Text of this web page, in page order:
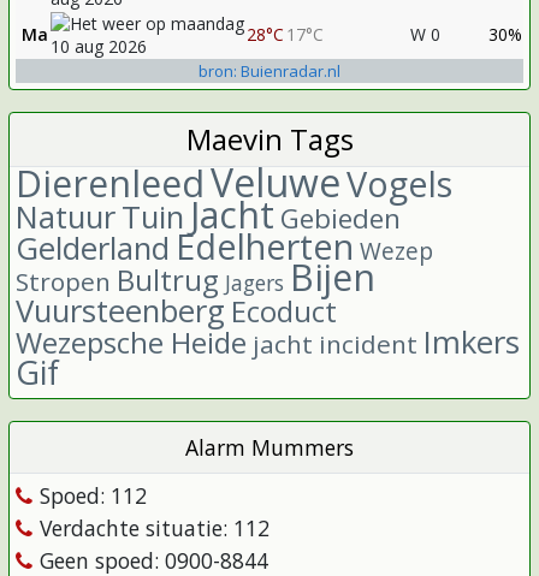
Ma 28°C 17°C W 0 30%
bron: Buienradar.nl
Maevin Tags
DierenleedVeluweVogels
NatuurTuin Jacht Gebieden
Gelderland Edelherten Wezep
Stropen Bultrug Jagers Bijen
Vuursteenberg Ecoduct
Wezepsche Heide jacht incident Imkers
Gif
Alarm Mummers
Spoed: 112
Verdachte situatie: 112
Geen spoed: 0900-8844